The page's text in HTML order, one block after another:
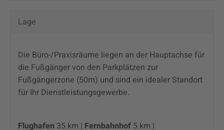
Lage
Die Büro-/Praxisräume liegen an der Hauptachse für
die Fußgänger von den Parkplätzen zur
Fußgängerzone (50m) und sind ein idealer Standort
für Ihr Dienstleistungsgewerbe.
Flughafen 35 km | Fernbahnhof 5 km |